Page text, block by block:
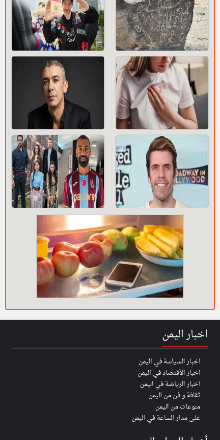
اخبار اليمن
اخبار السياسة في اليمن
اخبار الأقتصاد في اليمن
اخبار الرياضة في اليمن
ثقافة و فن من اليمن
منوعات من اليمن
على مدار الساعة في اليمن